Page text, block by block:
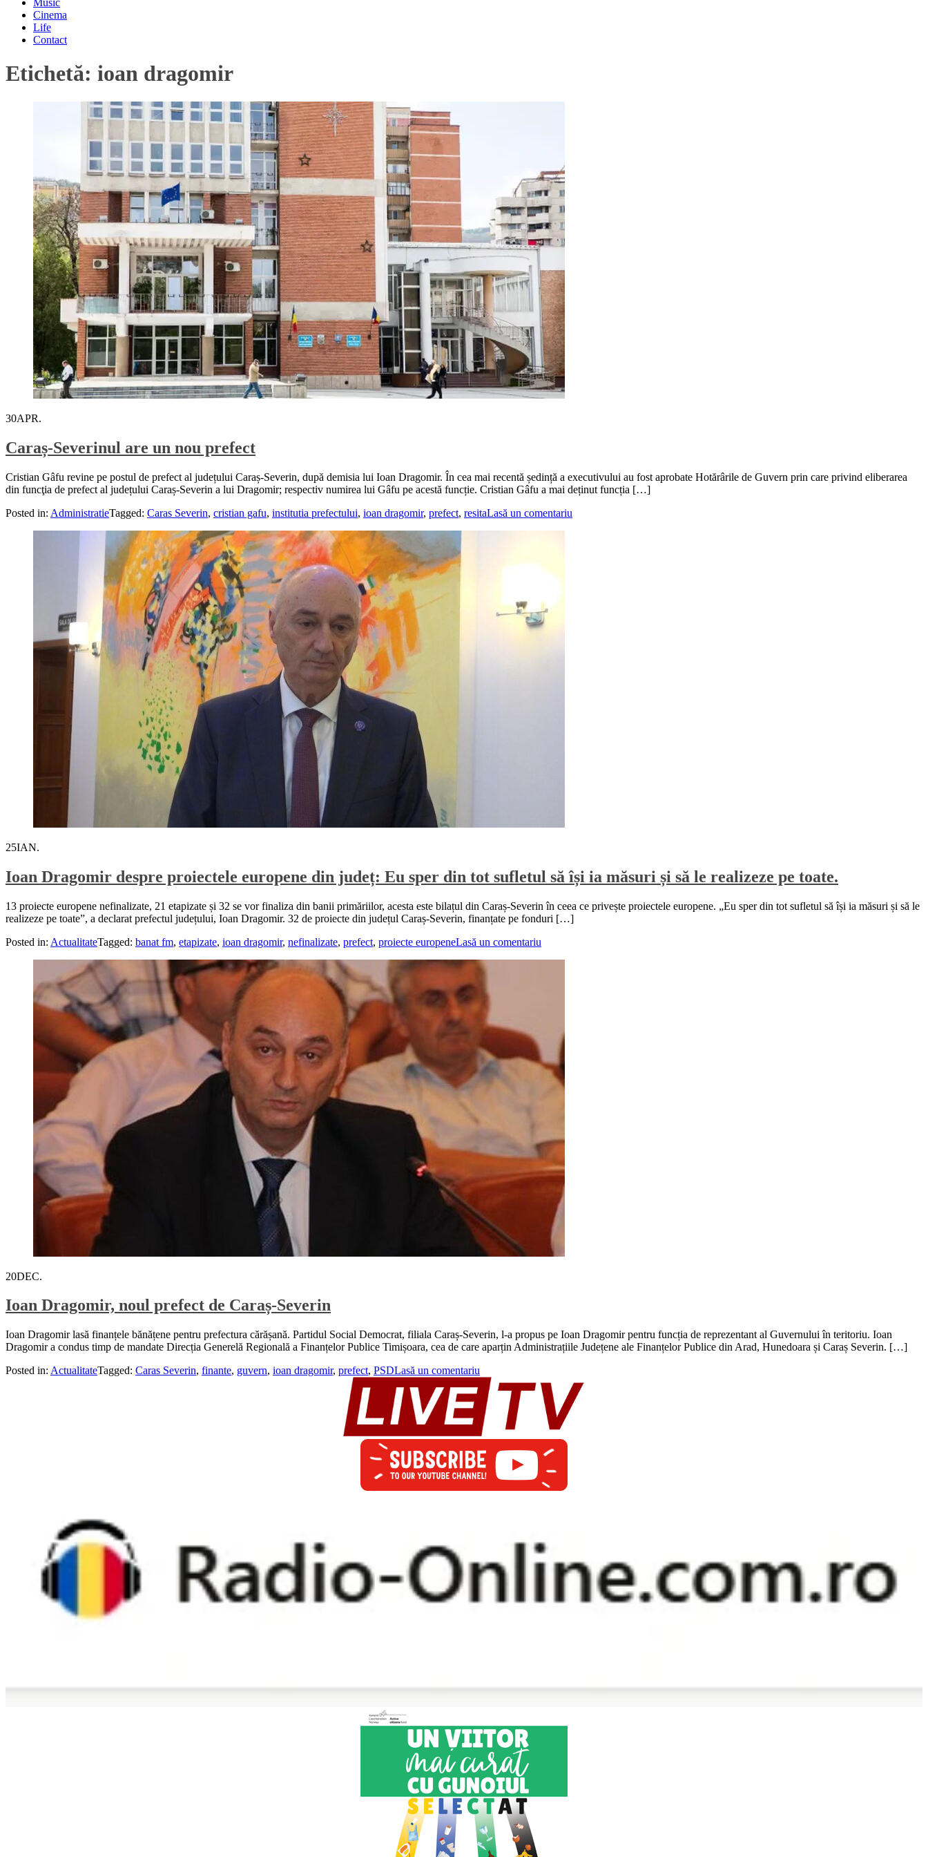
Music
Cinema
Life
Contact
Etichetă: ioan dragomir
30APR.
Caraș-Severinul are un nou prefect
Cristian Gâfu revine pe postul de prefect al județului Caraș-Severin, după demisia lui Ioan Dragomir. În cea mai recentă ședință a executivului au fost aprobate Hotărârile de Guvern prin care privind eliberarea
din funcţia de prefect al județului Caraș-Severin a lui Dragomir; respectiv numirea lui Gâfu pe acestă funcție. Cristian Gâfu a mai deținut funcția […]
Posted in: AdministratieTagged: Caras Severin, cristian gafu, institutia prefectului, ioan dragomir, prefect, resitaLasă un comentariu
25IAN.
Ioan Dragomir despre proiectele europene din județ: Eu sper din tot sufletul să își ia măsuri și să le realizeze pe toate.
13 proiecte europene nefinalizate, 21 etapizate și 32 se vor finaliza din banii primăriilor, acesta este bilațul din Caraș-Severin în ceea ce privește proiectele europene. „Eu sper din tot sufletul să își ia măsuri și să le
realizeze pe toate”, a declarat prefectul județului, Ioan Dragomir. 32 de proiecte din județul Caraș-Severin, finanțate pe fonduri […]
Posted in: ActualitateTagged: banat fm, etapizate, ioan dragomir, nefinalizate, prefect, proiecte europeneLasă un comentariu
20DEC.
Ioan Dragomir, noul prefect de Caraș-Severin
Ioan Dragomir lasă finanțele bănățene pentru prefectura cărășană. Partidul Social Democrat, filiala Caraș-Severin, l-a propus pe Ioan Dragomir pentru funcția de reprezentant al Guvernului în teritoriu. Ioan
Dragomir a condus timp de mandate Direcția Generelă Regională a Finanțelor Publice Timișoara, cea de care aparțin Administrațiile Județene ale Finanțelor Publice din Arad, Hunedoara și Caraș Severin. […]
Posted in: ActualitateTagged: Caras Severin, finante, guvern, ioan dragomir, prefect, PSDLasă un comentariu